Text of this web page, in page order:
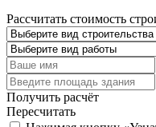
Рассчитать стоимость
Получить расчёт
Пересчитать